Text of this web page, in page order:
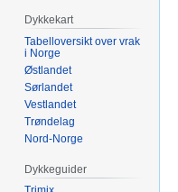
Dykkekart
Tabelloversikt over vrak
i Norge
Østlandet
Sørlandet
Vestlandet
Trøndelag
Nord-Norge
Dykkeguider